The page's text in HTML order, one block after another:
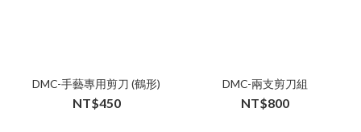
DMC-手藝專用剪刀 (鶴形)
NT$450
DMC-兩支剪刀組
NT$800